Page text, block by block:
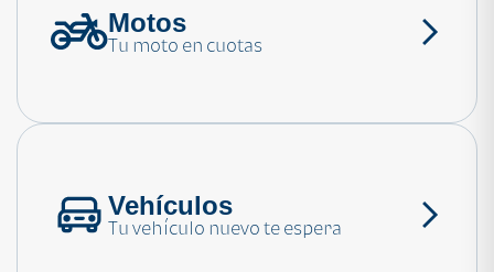
¿Necesitas ayuda?
Motos
Tu moto en cuotas
Vehículos
Tu vehículo nuevo te espera